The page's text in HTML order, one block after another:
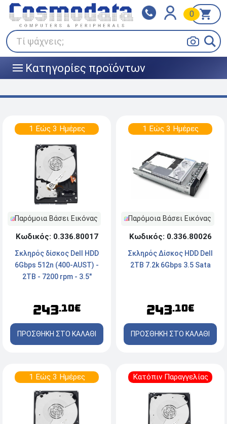
Τί ψάχνεις;
0
||| Κατηγορίες προϊόντων
Klarna
Πληρώστε σε 3
άτοκες δόσεις
BOX NOW
1 Εώς 3 Ημέρες
Παρόμοια Βάσει Εικόνας
Κωδικός: 0.336.80017
Σκληρός δίσκος Dell HDD
6Gbps 512n (400-AUST) -
2TB - 7200 rpm - 3.5"
243.10€
ΠΡΟΣΘΗΚΗ ΣΤΟ ΚΑΛΑΘΙ
1 Εώς 3 Ημέρες
Παρόμοια Βάσει Εικόνας
Κωδικός: 0.336.80026
Σκληρός Δίσκος HDD Dell
2TB 7.2k 6Gbps 3.5 Sata
243.10€
ΠΡΟΣΘΗΚΗ ΣΤΟ ΚΑΛΑΘΙ
1 Εώς 3 Ημέρες Κατόπιν Παραγγελίας